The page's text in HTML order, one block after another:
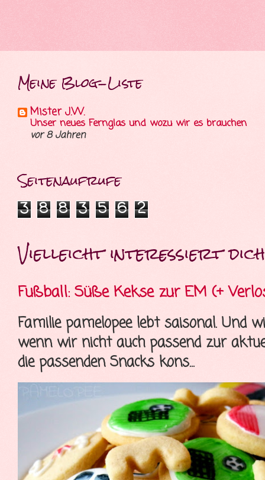
Meine Blog-Liste
Mister J.W.
Unser neues Fernglas und wozu wir es brauchen
vor 8 Jahren
Seitenaufrufe
3 8 8 3 5 6 2
Vielleicht interessiert dich
Fußball: Süße Kekse zur EM (+
Familie pamelopee lebt saisonal. Und
wenn wir nicht auch passend zur
die passenden Snacks kons...